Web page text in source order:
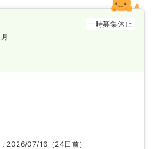
一時募集休止
2026/07/16（24日前）